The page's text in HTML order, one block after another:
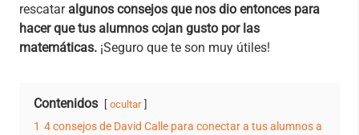
rescatar algunos consejos que nos dio entonces para
hacer que tus alumnos cojan gusto por las
matemáticas. ¡Seguro que te son muy útiles!
Contenidos ocultar
1 4 consejos de David Calle para conectar a tus alumnos a